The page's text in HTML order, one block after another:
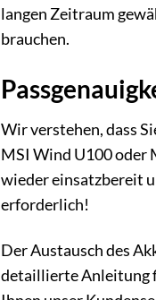
langen Zeitraum
brauchen.
Wir verstehen, dass
MSI Wind U100 oder
wieder einsatzbereit
erforderlich!
Der Austausch des
detaillierte Anleitung